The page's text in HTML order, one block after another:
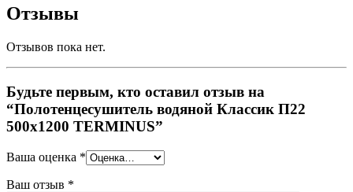
Отзывы
Отзывов пока нет.
Будьте первым, кто оставил отзыв на
“Полотенцесушитель водяной Классик П22
500х1200 TERMINUS”
Ваша оценка *
Ваш отзыв *